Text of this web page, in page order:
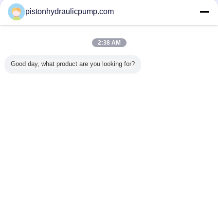
더 많은 것
pistonhydraulicpump.com
2:38 AM
Good day, what product are you looking for?